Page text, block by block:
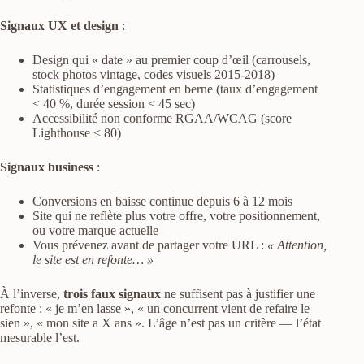
Signaux UX et design :
Design qui « date » au premier coup d’œil (carrousels,
stock photos vintage, codes visuels 2015-2018)
Statistiques d’engagement en berne (taux d’engagement
< 40 %, durée session < 45 sec)
Accessibilité non conforme RGAA/WCAG (score
Lighthouse < 80)
Signaux business :
Conversions en baisse continue depuis 6 à 12 mois
Site qui ne reflète plus votre offre, votre positionnement,
ou votre marque actuelle
Vous prévenez avant de partager votre URL : « Attention,
le site est en refonte… »
À l’inverse, trois faux signaux ne suffisent pas à justifier une
refonte : « je m’en lasse », « un concurrent vient de refaire le
sien », « mon site a X ans ». L’âge n’est pas un critère — l’état
mesurable l’est.